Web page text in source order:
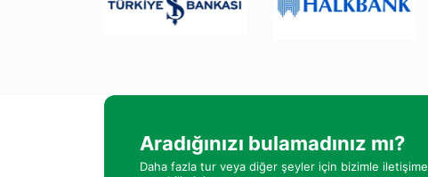
Aradığınızı bulamadınız mı?
Daha fazla tur veya diğer şeyler için bizimle iletişime